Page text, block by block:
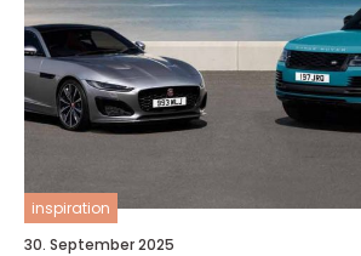
inspiration
30. September 2025